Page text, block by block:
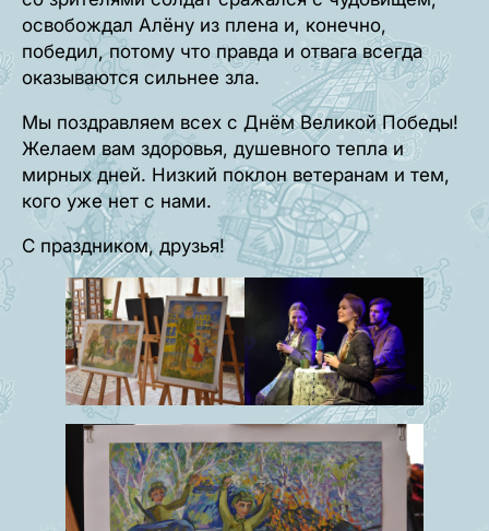
освобождал Алёну из плена и, конечно,
победил, потому что правда и отвага всегда
оказываются сильнее зла.
Мы поздравляем всех с Днём Великой Победы!
Желаем вам здоровья, душевного тепла и
мирных дней. Низкий поклон ветеранам и тем,
кого уже нет с нами.
С праздником, друзья!